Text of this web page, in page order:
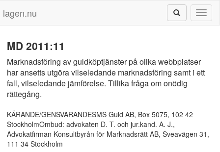
lagen.nu
MD 2011:11
Marknadsföring av guldköptjänster på olika webbplatser
har ansetts utgöra vilseledande marknadsföring samt i ett
fall, vilseledande jämförelse. Tillika fråga om onödig
rättegång.
KÄRANDE/GENSVARANDESMS Guld AB, Box 5075, 102 42
StockholmOmbud: advokaten D. T. och jur.kand. A. J.,
Advokatfirman Konsultbyrån för Marknadsrätt AB, Sveavägen 31,
111 34 Stockholm